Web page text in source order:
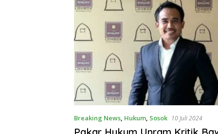
Breaking News, Hukum, Sosok 10 Juli 2024